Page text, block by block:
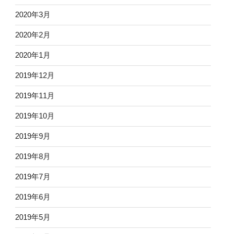
2020年3月
2020年2月
2020年1月
2019年12月
2019年11月
2019年10月
2019年9月
2019年8月
2019年7月
2019年6月
2019年5月